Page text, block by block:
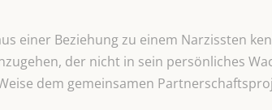
einer Beziehung zu einem Narzissten
der nicht in sein persönliches
dem gemeinsamen